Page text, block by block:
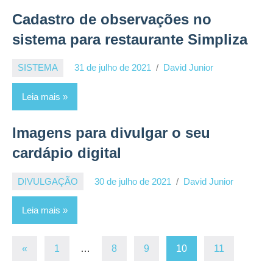
Cadastro de observações no
sistema para restaurante Simpliza
SISTEMA 31 de julho de 2021 David Junior
Leia mais
Imagens para divulgar o seu
cardápio digital
DIVULGAÇÃO 30 de julho de 2021 David Junior
Leia mais
Paginação
« 1 … 8 9 10 11